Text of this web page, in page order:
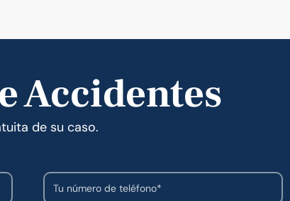
Accidentes
de su caso.